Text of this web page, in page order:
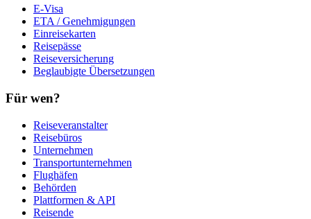
E-Visa
ETA / Genehmigungen
Einreisekarten
Reisepässe
Reiseversicherung
Beglaubigte Übersetzungen
Für wen?
Reiseveranstalter
Reisebüros
Unternehmen
Transportunternehmen
Flughäfen
Behörden
Plattformen & API
Reisende